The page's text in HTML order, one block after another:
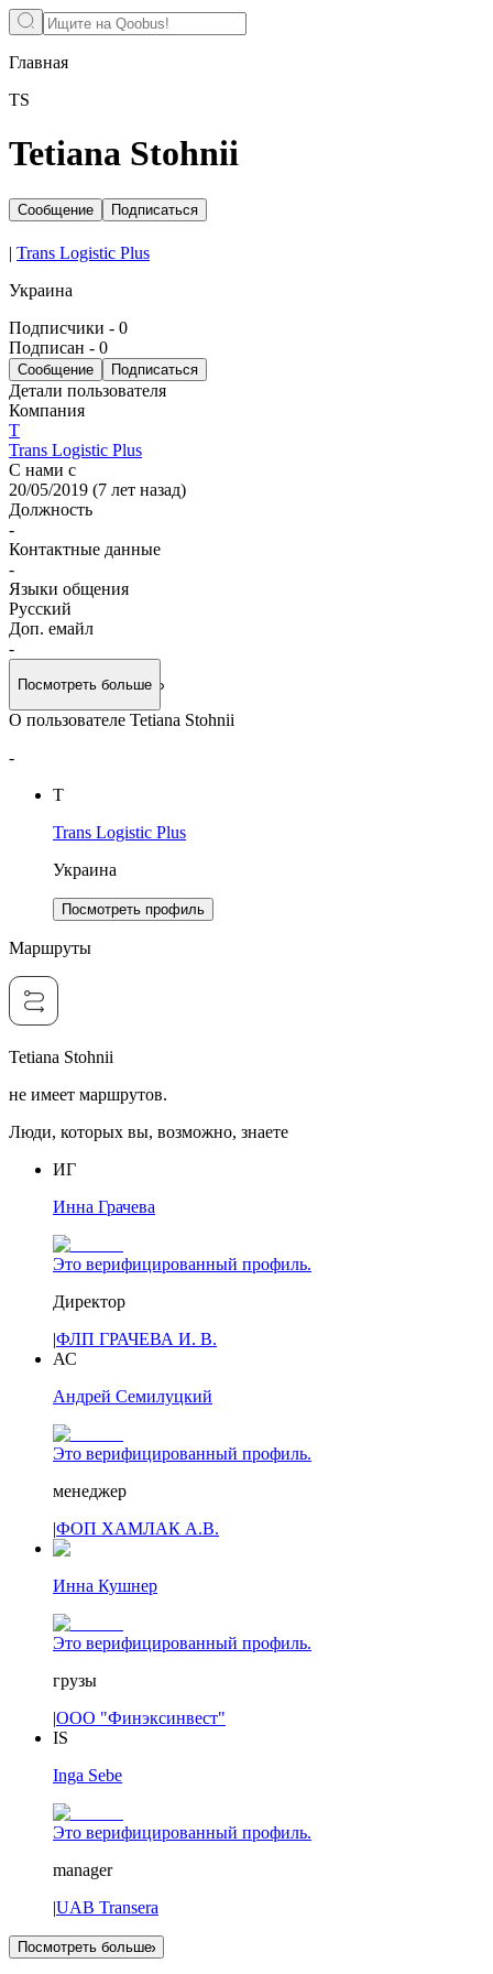
Главная
TS
Tetiana Stohnii
Сообщение Подписаться
| Trans Logistic Plus
Украина
Подписчики - 0
Подписан - 0
Сообщение Подписаться
Детали пользователя
Компания
T
Trans Logistic Plus
С нами с
20/05/2019 (7 лет назад)
Должность
-
Контактные данные
-
Языки общения
Русский
Доп. емайл
-
Посмотреть больше
О пользователе Tetiana Stohnii
-
T
Trans Logistic Plus
Украина
Посмотреть профиль
Маршруты
Tetiana Stohnii
не имеет маршрутов.
Люди, которых вы, возможно, знаете
ИГ
Инна Грачева
Это верифицированный профиль.
Директор
|ФЛП ГРАЧЕВА И. В.
АС
Андрей Семилуцкий
Это верифицированный профиль.
менеджер
|ФОП ХАМЛАК А.В.
Инна Кушнер
Это верифицированный профиль.
грузы
|ООО "Финэксинвест"
IS
Inga Sebe
Это верифицированный профиль.
manager
|UAB Transera
Посмотреть больше